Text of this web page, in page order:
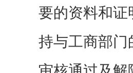
要的资料和证
持与工商部门